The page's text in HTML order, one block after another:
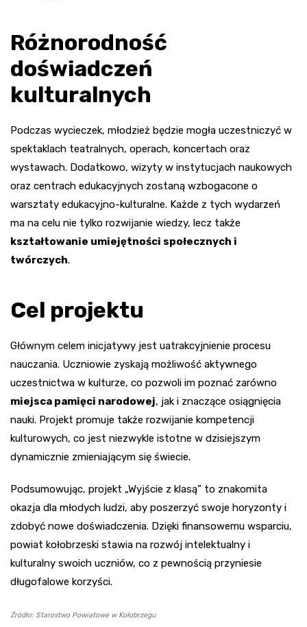
Różnorodność
doświadczeń
kulturalnych
Podczas wycieczek, młodzież będzie mogła uczestniczyć w
spektaklach teatralnych, operach, koncertach oraz
wystawach. Dodatkowo, wizyty w instytucjach naukowych
oraz centrach edukacyjnych zostaną wzbogacone o
warsztaty edukacyjno-kulturalne. Każde z tych wydarzeń
ma na celu nie tylko rozwijanie wiedzy, lecz także
kształtowanie umiejętności społecznych i
twórczych.
Cel projektu
Głównym celem inicjatywy jest uatrakcyjnienie procesu
nauczania. Uczniowie zyskają możliwość aktywnego
uczestnictwa w kulturze, co pozwoli im poznać zarówno
miejsca pamięci narodowej, jak i znaczące osiągnięcia
nauki. Projekt promuje także rozwijanie kompetencji
kulturowych, co jest niezwykle istotne w dzisiejszym
dynamicznie zmieniającym się świecie.
Podsumowując, projekt „Wyjście z klasą” to znakomita
okazja dla młodych ludzi, aby poszerzyć swoje horyzonty i
zdobyć nowe doświadczenia. Dzięki finansowemu wsparciu,
powiat kołobrzeski stawia na rozwój intelektualny i
kulturalny swoich uczniów, co z pewnością przyniesie
długofalowe korzyści.
Źródło: Starostwo Powiatowe w Kołobrzegu